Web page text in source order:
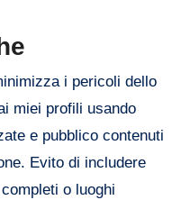
i pericoli dello
miei profili usando
e pubblico contenuti
Evito di includere
o luoghi